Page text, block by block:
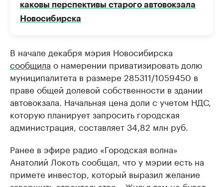
каковы перспективы старого автовокзала
Новосибирска
В начале декабря мэрия Новосибирска
сообщила о намерении приватизировать долю
муниципалитета в размере 285311/1059450 в
праве общей долевой собственности в здании
автовокзала. Начальная цена доли с учетом НДС,
которую планирует запросить городская
администрация, составляет 34,82 млн руб.
Ранее в эфире радио «Городская волна»
Анатолий Локоть сообщал, что у мэрии есть на
примете инвестор, который выразил желание